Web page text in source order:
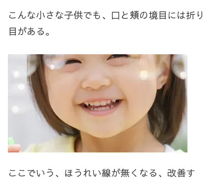
こんな小さな子供でも、口と頬の境目には折り
目がある。
ここでいう、ほうれい線が無くなる、改善す